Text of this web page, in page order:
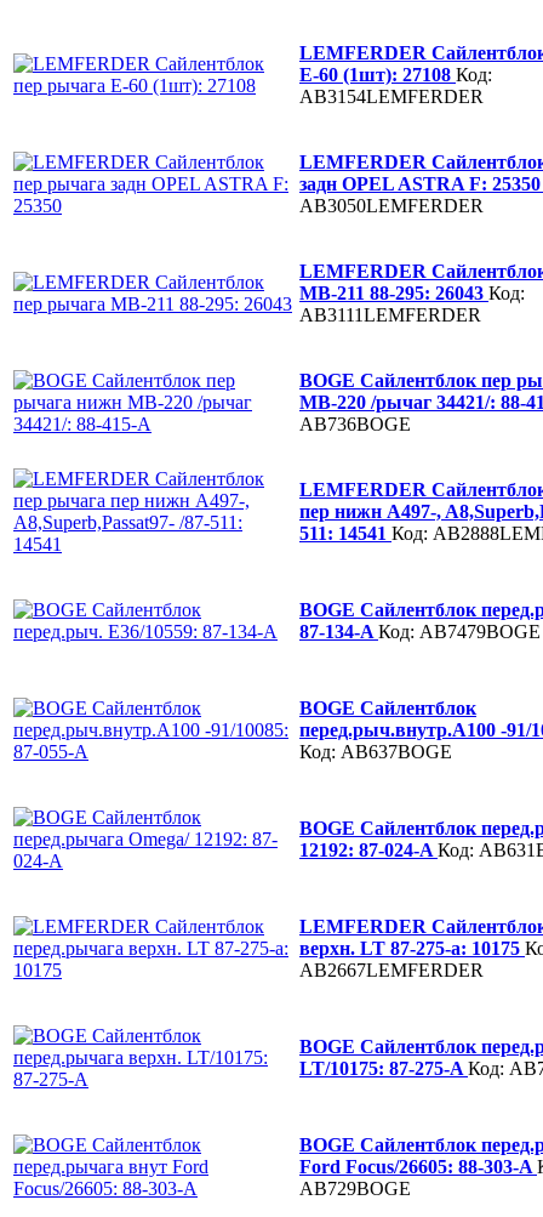
LEMFERDER
Е-60 (1шт): 27108 Код:
AB3154LEMFERDER
LEMFERDER
задн OPEL ASTRA F:
AB3050LEMFERDER
LEMFERDER
МВ-211 88-295: 26043 Код:
AB3111LEMFERDER
BOGE Сайлентблок пер
MB-220 /рычаг 34421/: 88-
AB736BOGE
LEMFERDER
пер нижн A497-,
511: 14541 Код:
BOGE Сайлентблок
87-134-A Код: AB7479BOGE
BOGE Сайлентблок
перед.рыч.внутр.A100 -91/
Код: AB637BOGE
BOGE Сайлентблок
12192: 87-024-A Код:
LEMFERDER
верхн. LT 87-275-a: 10175
AB2667LEMFERDER
BOGE Сайлентблок
LT/10175: 87-275-A Код:
BOGE Сайлентблок
Ford Focus/26605: 88-303-A
AB729BOGE